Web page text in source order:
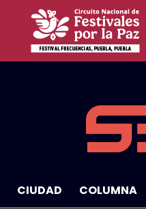
CIUDAD COLUMNA